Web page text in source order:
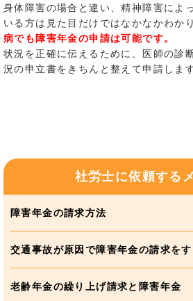
身体障害の場合と違い、精神障害によ
いる方は見た目だけではなかなかわか
病でも障害年金の申請は可能です。
状況を正確に伝えるために、医師の診
況の申立書をきちんと整えて申請します
社労士に依頼する
障害年金の請求方法
交通事故が原因で障害年金の請求を
老齢年金の繰り上げ請求と障害年金